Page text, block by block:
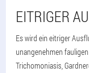
EITRIGER
Es wird ein eitriger
unangenehmen
Trichomoniasis,